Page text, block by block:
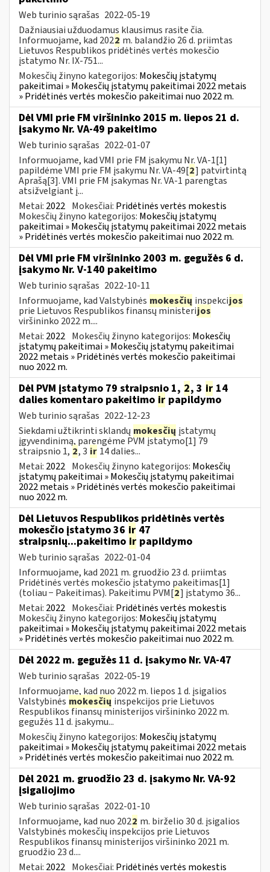
Web turinio sąrašas 2022-05-19
Dažniausiai užduodamus klausimus rasite čia.
Informuojame, kad 2022 m. balandžio 26 d. priimtas
Lietuvos Respublikos pridėtinės vertės mokesčio
įstatymo Nr. IX-751...
Mokesčių žinyno kategorijos: Mokesčių įstatymų
pakeitimai » Mokesčių įstatymų pakeitimai 2022 metais
» Pridėtinės vertės mokesčio pakeitimai nuo 2022 m.
Dėl VMI prie FM viršininko 2015 m. liepos 21 d.
įsakymo Nr. VA-49 pakeitimo
Web turinio sąrašas 2022-01-07
Informuojame, kad VMI prie FM įsakymu Nr. VA-1[1]
papildėme VMI prie FM įsakymu Nr. VA-49[2] patvirtintą
Aprašą[3]. VMI prie FM įsakymas Nr. VA-1 parengtas
atsižvelgiant į...
Metai: 2022 Mokesčiai: Pridėtinės vertės mokestis
Mokesčių žinyno kategorijos: Mokesčių įstatymų
pakeitimai » Mokesčių įstatymų pakeitimai 2022 metais
» Pridėtinės vertės mokesčio pakeitimai nuo 2022 m.
Dėl VMI prie FM viršininko 2003 m. gegužės 6 d.
įsakymo Nr. V-140 pakeitimo
Web turinio sąrašas 2022-10-11
Informuojame, kad Valstybinės mokesčių inspekcijos
prie Lietuvos Respublikos finansų ministerijos
viršininko 2022 m....
Metai: 2022 Mokesčių žinyno kategorijos: Mokesčių
įstatymų pakeitimai » Mokesčių įstatymų pakeitimai
2022 metais » Pridėtinės vertės mokesčio pakeitimai
nuo 2022 m.
Dėl PVM įstatymo 79 straipsnio 1, 2, 3 ir 14
dalies komentaro pakeitimo ir papildymo
Web turinio sąrašas 2022-12-23
Siekdami užtikrinti sklandų mokesčių įstatymų
įgyvendinimą, parengėme PVM įstatymo[1] 79
straipsnio 1, 2, 3 ir 14 dalies...
Metai: 2022 Mokesčių žinyno kategorijos: Mokesčių
įstatymų pakeitimai » Mokesčių įstatymų pakeitimai
2022 metais » Pridėtinės vertės mokesčio pakeitimai
nuo 2022 m.
Dėl Lietuvos Respublikos pridėtinės vertės
mokesčio įstatymo 36 ir 47
straipsnių...pakeitimo ir papildymo
Web turinio sąrašas 2022-01-04
Informuojame, kad 2021 m. gruodžio 23 d. priimtas
Pridėtinės vertės mokesčio įstatymo pakeitimas[1]
(toliau − Pakeitimas). Pakeitimu PVM[2] įstatymo 36...
Metai: 2022 Mokesčiai: Pridėtinės vertės mokestis
Mokesčių žinyno kategorijos: Mokesčių įstatymų
pakeitimai » Mokesčių įstatymų pakeitimai 2022 metais
» Pridėtinės vertės mokesčio pakeitimai nuo 2022 m.
Dėl 2022 m. gegužės 11 d. įsakymo Nr. VA-47
Web turinio sąrašas 2022-05-19
Informuojame, kad nuo 2022 m. liepos 1 d. įsigalios
Valstybinės mokesčių inspekcijos prie Lietuvos
Respublikos finansų ministerijos viršininko 2022 m.
gegužės 11 d. įsakymu...
Mokesčių žinyno kategorijos: Mokesčių įstatymų
pakeitimai » Mokesčių įstatymų pakeitimai 2022 metais
» Pridėtinės vertės mokesčio pakeitimai nuo 2022 m.
Dėl 2021 m. gruodžio 23 d. įsakymo Nr. VA-92
įsigaliojimo
Web turinio sąrašas 2022-01-10
Informuojame, kad nuo 2022 m. birželio 30 d. įsigalios
Valstybinės mokesčių inspekcijos prie Lietuvos
Respublikos finansų ministerijos viršininko 2021 m.
gruodžio 23 d....
Metai: 2022 Mokesčiai: Pridėtinės vertės mokestis